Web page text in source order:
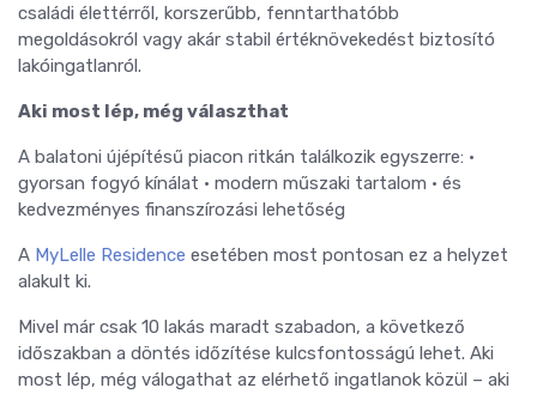
családi élettérről, korszerűbb, fenntarthatóbb
megoldásokról vagy akár stabil értéknövekedést biztosító
lakóingatlanról.
Aki most lép, még választhat
A balatoni újépítésű piacon ritkán találkozik egyszerre: •
gyorsan fogyó kínálat • modern műszaki tartalom • és
kedvezményes finanszírozási lehetőség
A MyLelle Residence esetében most pontosan ez a helyzet
alakult ki.
Mivel már csak 10 lakás maradt szabadon, a következő
időszakban a döntés időzítése kulcsfontosságú lehet. Aki
most lép, még válogathat az elérhető ingatlanok közül – aki